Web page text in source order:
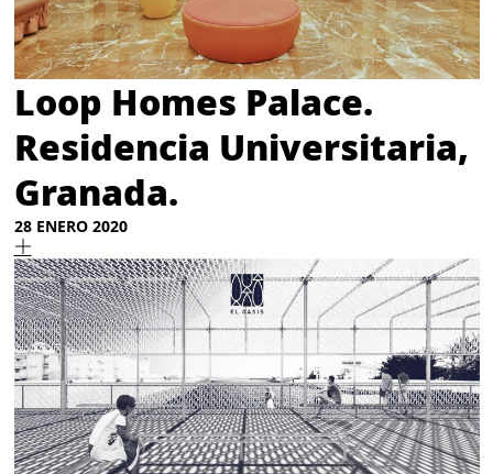
Loop Homes Palace.
Residencia Universitaria,
Granada.
28 ENERO 2020